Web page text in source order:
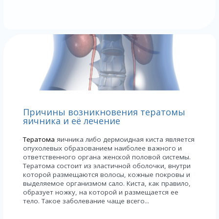
Причины возникновения тератомы
яичника и её лечение
Тератома яичника либо дермоидная киста является
опухолевых образованием наиболее важного и
ответственного органа женской половой системы.
Тератома состоит из эластичной оболочки, внутри
которой размещаются волосы, кожные покровы и
выделяемое организмом сало. Киста, как правило,
образует ножку, на которой и размещается ее
тело. Такое заболевание чаще всего...